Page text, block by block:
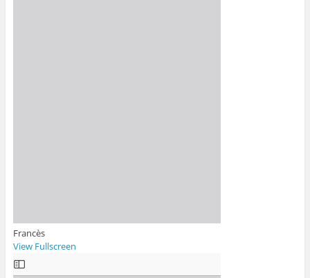
Francès
View Fullscreen